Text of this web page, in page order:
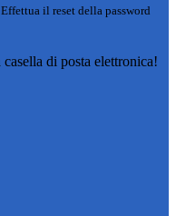
il reset della password
di posta elettronica!